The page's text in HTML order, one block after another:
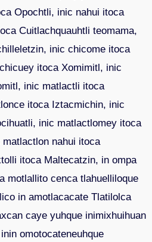
Opochtli, inic nahui itoca
Cuitlachquauhtli teomama,
inic chicome itoca
itoca Xomimitl, inic
inic matlactli itoca
itoca Iztacmichin, inic
inic matlactlomey itoca
nahui itoca
itoca Maltecatzin, in ompa
motlallito cenca tlahuelliloque
in amotlacacate Tlatilolca
caye yuhque inimixhuihuan
omotocateneuhque